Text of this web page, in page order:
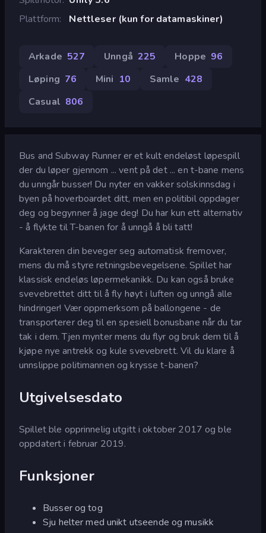
Plattform
Nettleser (kun for datamaskiner)
Arkade 527 Unngå 225 Hoppe 96
Løping 76 Mini 10 Samle 428
Casual 806
Bus and Subway Runner er et kult endeløst løpespill
der du løper gjennom ... vent på det ... en t-bane mens
du unngår busser! Du nyter en vakker solskinnsdag i
byen på hoverboardet ditt, men en politibil oppdager
deg og begynner å jage deg! Du har kun ett alternativ
- å flykte til T-banen for å unngå å bli tatt!
Karakteren din beveger seg automatisk fremover,
mens du må styre retningsbevegelsene. Spillet har
klassisk endeløs løpermekanikk. Du kan også bruke
svevebrettet ditt til å fly høyt i luften og unngå alle
hindringer! Vær oppmerksom på ballongene - de
transporterer deg til en spesiell bonusbane når du tar
tak i dem. Tjen mynter mens du flyr og bruk dem til å
kjøpe nye antrekk og kule svevebrett. Vil du klare å
unnslippe politimannen og krysse t-banen?
Utgivelsesdato
Spillet ble opprinnelig utgitt i oktober 2017 og ble
oppdatert i februar 2019.
Funksjoner
Busser og tog
Sju helter med unikt utseende og musikk